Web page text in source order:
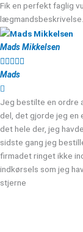
Fik en perfekt faglig
Mads Mikkelsen

Mads
Jeg bestilte en ordre
del, det gjorde jeg en
det hele der, jeg
sidste gang jeg
firmadet ringet ikke
indkørsels som jeg
stjerne